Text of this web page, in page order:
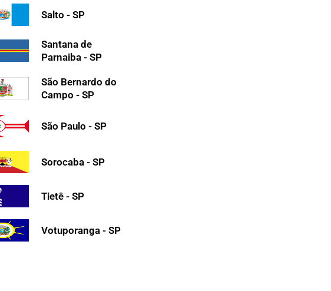
Salto - SP
Santana de
Parnaiba - SP
São Bernardo do
Campo - SP
São Paulo - SP
Sorocaba - SP
Tietê - SP
Votuporanga - SP